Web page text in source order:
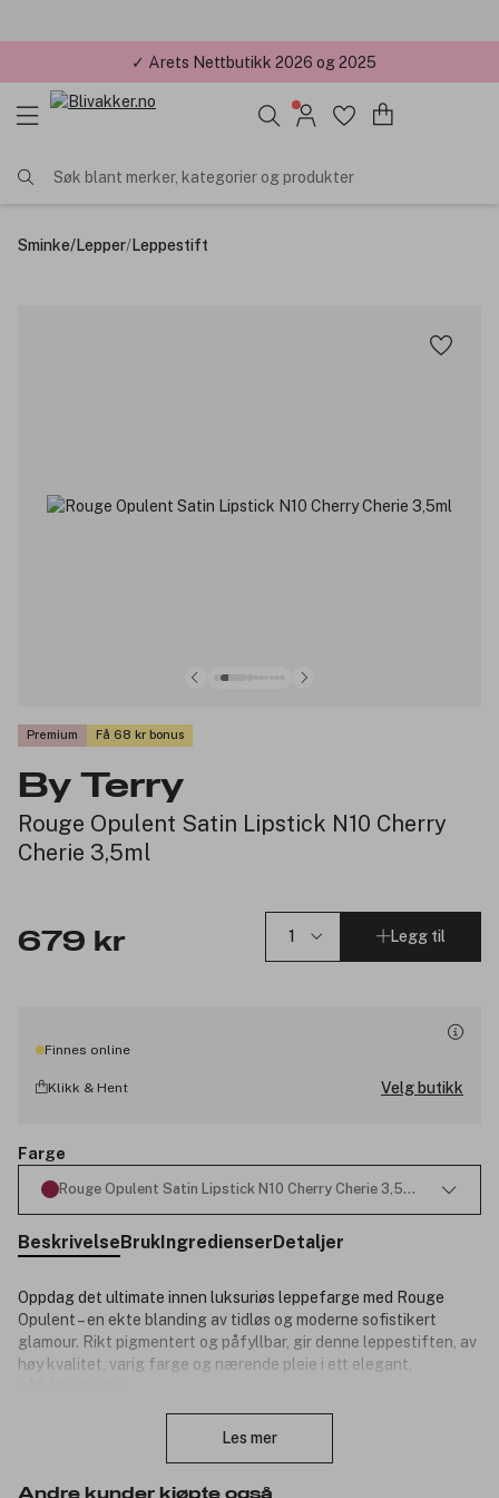
✓ Årets Nettbutikk 2026 og 2025
Søk blant merker, kategorier og produkter
Sminke/Lepper/Leppestift
Premium Få 68 kr bonus
By Terry
Rouge Opulent Satin Lipstick N10 Cherry
Cherie 3,5ml
679 kr Legg til
Finnes online
Klikk & Hent Velg butikk
Farge
Rouge Opulent Satin Lipstick N10 Cherry Cherie 3,5ml
BeskrivelseBrukIngredienserDetaljer
Oppdag det ultimate innen luksuriøs leppefarge med Rouge
Opulent – en ekte blanding av tidløs og moderne sofistikert
glamour. Rikt pigmentert og påfyllbar, gir denne leppestiften, av
høy kvalitet, varig farge og nærende pleie i ett elegant,
leppene dine, og gir en kremet, heldekkende finish som holder
Les mer
Andre kunder kjøpte også